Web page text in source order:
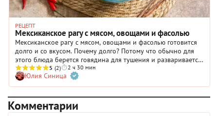
РЕЦЕПТ
Мексиканское рагу с мясом, овощами и фасолью
Мексиканское рагу с мясом, овощами и фасолью готовится
долго и со вкусом. Почему долго? Потому что обычно для
этого блюда берется говядина для тушения и разваривается
до очень мягкого состояния — в готовом виде она легко
распадается на волокна. Есть тысячи вариантов
приготовления такого рагу — мало того, что в каждом
мексиканском штате его готовят по-своему, так еще и каждая
хозяйка фантазирует, как хочет. Мексиканская кухня очень
богата не только блюдами и их вариациями, но и
5 (2) 2 ч 30 мин
Юлия Синица
Комментарии